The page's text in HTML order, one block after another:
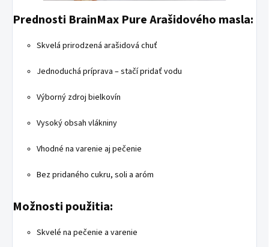
Prednosti BrainMax Pure Arašidového masla:
Skvelá prirodzená arašidová chuť
Jednoduchá príprava – stačí pridať vodu
Výborný zdroj bielkovín
Vysoký obsah vlákniny
Vhodné na varenie aj pečenie
Bez pridaného cukru, soli a aróm
Možnosti použitia:
Skvelé na pečenie a varenie